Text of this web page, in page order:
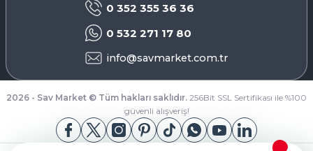
0 352 355 36 36
0 532 271 17 80
info@savmarket.com.tr
2026 - Sav Market © Tüm hakları saklıdır. 256Bit SSL Sertifikası ile %100
güvenli alışveriş!